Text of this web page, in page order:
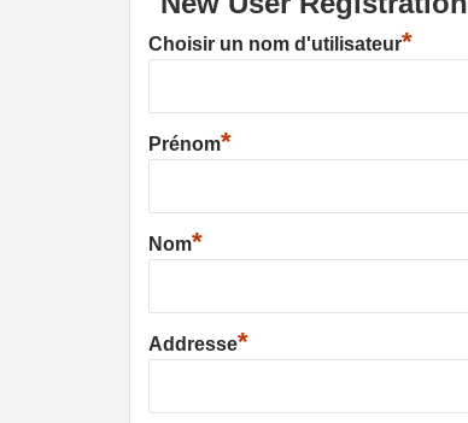
Choisir un nom d'utilisateur*
Prénom*
Nom*
Addresse*